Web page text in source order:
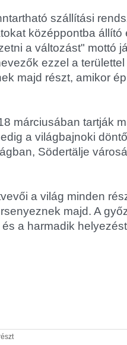
szállítási
középpontba állító
a változást" mottó
ezzel a
majd részt, amikor
márciusában tartják
a világbajnoki
Södertälje
a világ minden
majd. A
a harmadik